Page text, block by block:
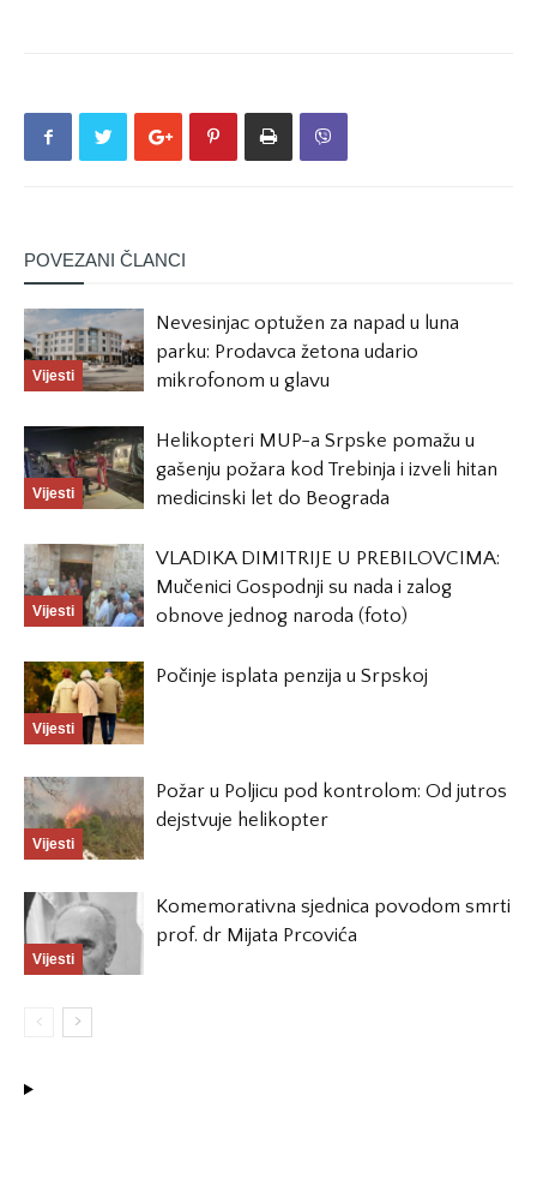
POVEZANI ČLANCI
Vijesti
Nevesinjac optužen za napad u luna
parku: Prodavca žetona udario
mikrofonom u glavu
Vijesti
Helikopteri MUP-a Srpske pomažu u
gašenju požara kod Trebinja i izveli hitan
medicinski let do Beograda
Vijesti
VLADIKA DIMITRIJE U PREBILOVCIMA:
Mučenici Gospodnji su nada i zalog
obnove jednog naroda (foto)
Vijesti
Počinje isplata penzija u Srpskoj
Vijesti
Požar u Poljicu pod kontrolom: Od jutros
dejstvuje helikopter
Vijesti
Komemorativna sjednica povodom smrti
prof. dr Mijata Prcovića